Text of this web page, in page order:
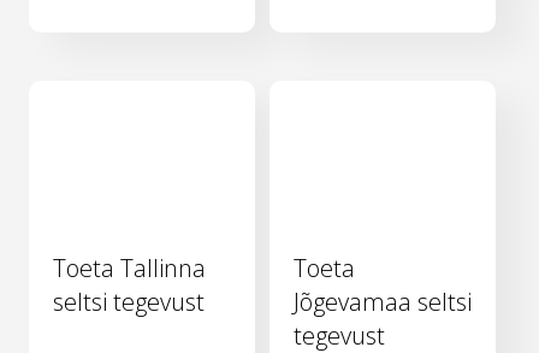
Toeta Tallinna
seltsi tegevust
Toeta
Jõgevamaa seltsi
tegevust